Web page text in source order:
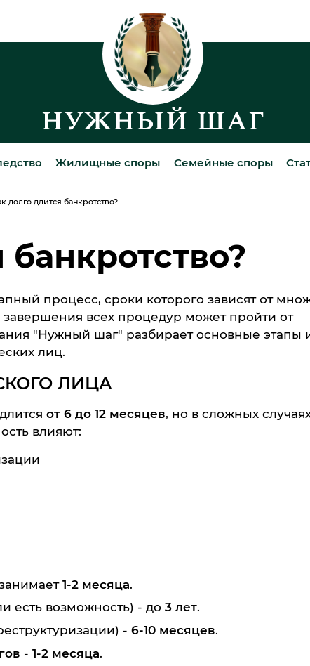
Жилищные споры Семейные споры
долго длится банкротство?
процесс, сроки которого зависят от
всех процедур может пройти от
"Нужный шаг" разбирает основные этапы
лиц.
ЛИЦА
от 6 до 12 месяцев, но в сложных
влияют:
1-2 месяца.
есть возможность) - до 3 лет.
- 6-10 месяцев.
- 1-2 месяца.